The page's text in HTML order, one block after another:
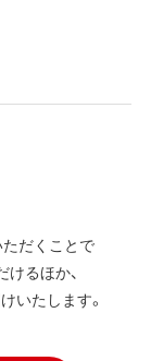
だくことで
るほか、
いたします。